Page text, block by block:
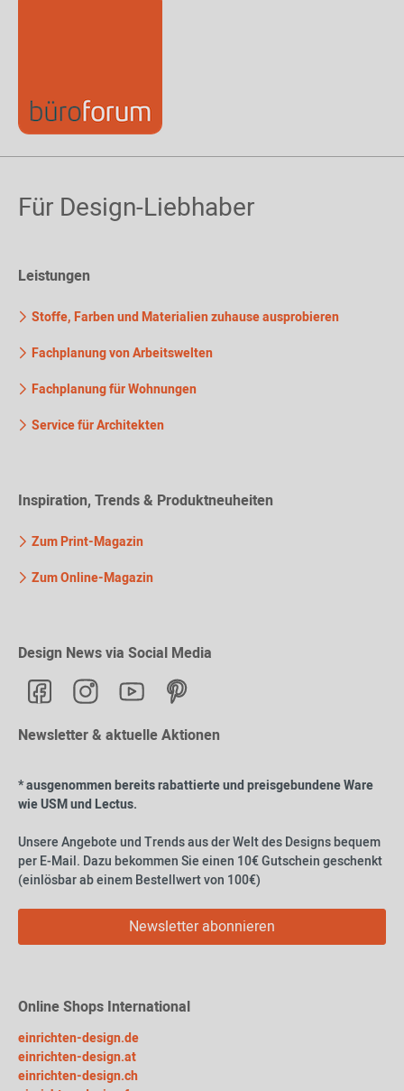
Für Design-Liebhaber
Leistungen
Stoffe, Farben und Materialien zuhause ausprobieren
Fachplanung von Arbeitswelten
Fachplanung für Wohnungen
Service für Architekten
Inspiration, Trends & Produktneuheiten
Zum Print-Magazin
Zum Online-Magazin
Design News via Social Media
Newsletter & aktuelle Aktionen
* ausgenommen bereits rabattierte und preisgebundene Ware
wie USM und Lectus.
Unsere Angebote und Trends aus der Welt des Designs bequem
per E-Mail. Dazu bekommen Sie einen 10€ Gutschein geschenkt
(einlösbar ab einem Bestellwert von 100€)
Newsletter abonnieren
Online Shops International
einrichten-design.de
einrichten-design.at
einrichten-design.ch